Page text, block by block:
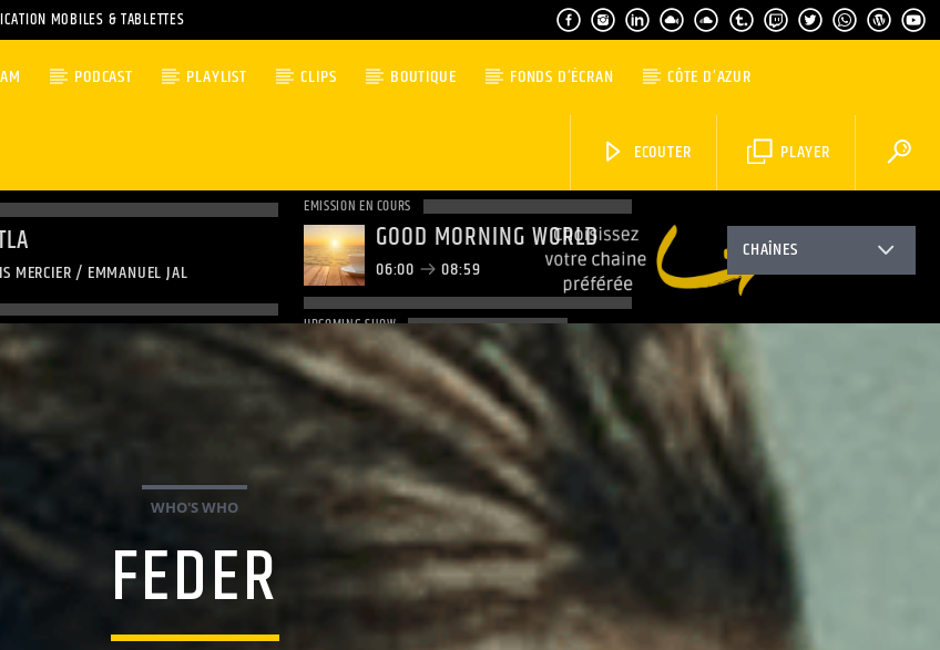
MOBILES & TABLETTES
PODCAST PLAYLIST CLIPS BOUTIQUE FONDS D’ÉCRAN CÔTE D’AZUR
PLAYER
ECOUTER
MERCIER / EMMANUEL JAL
EMISSION EN COURS
GOOD MORNING WORLD
06:00 08:59
UPCOMING SHOW
NON-STOP MUSIC
09:00 11:59
CHAÎNES
WHO'S WHO
FEDER